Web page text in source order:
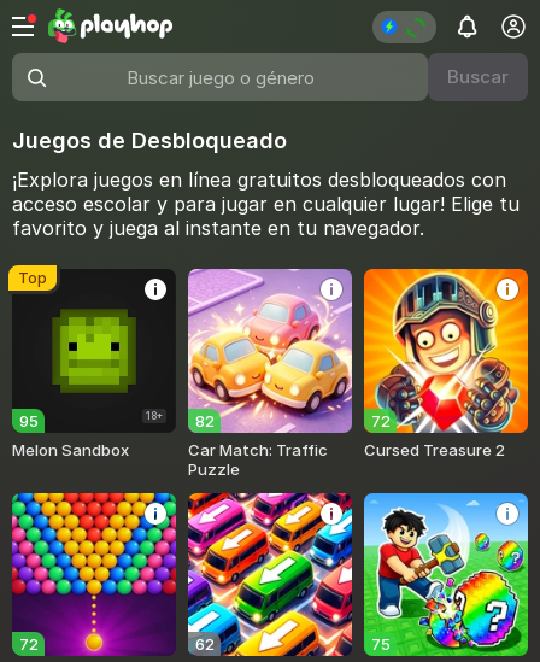
Buscar juego o género Buscar
Juegos de Desbloqueado
¡Explora juegos en línea gratuitos desbloqueados con
acceso escolar y para jugar en cualquier lugar! Elige tu
favorito y juega al instante en tu navegador.
95 18+
Top
Melon Sandbox
82
Car Match: Traffic
Puzzle
72
Cursed Treasure 2
72
62
75